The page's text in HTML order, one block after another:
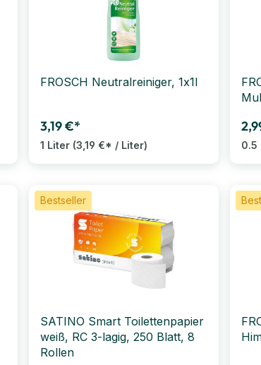
FROSCH Neutralreiniger, 1x1l
3,19 €*
1 Liter (3,19 €* / Liter) 0.5
Bestseller
SATINO Smart Toilettenpapier
weiß, RC 3-lagig, 250 Blatt, 8
Rollen